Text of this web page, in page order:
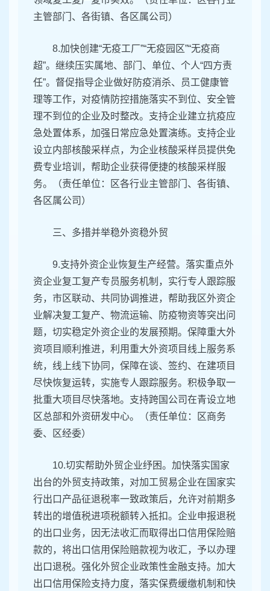
主管部门、各街镇、各区属公司）
8.加快创建“无疫工厂”“无疫园区”“无疫商
超”。继续压实属地、部门、单位、个人“四方责
任”。督促指导企业做好防疫消杀、员工健康管
理等工作，对疫情防控措施落实不到位、安全管
理不到位的企业及时整改。支持企业建立抗疫应
急处置体系，加强日常应急处置演练。支持企业
设立内部核酸采样点，为企业核酸采样员提供免
费专业培训，帮助企业获得便捷的核酸采样服
务。（责任单位：区各行业主管部门、各街镇、
各区属公司）
三、多措并举稳外资稳外贸
9.支持外资企业恢复生产经营。落实重点外
资企业复工复产专员服务机制，实行专人跟踪服
务，市区联动、共同协调推进，帮助我区外资企
业解决复工复产、物流运输、防疫物资等突出问
题，切实稳定外资企业的发展预期。保障重大外
资项目顺利推进，利用重大外资项目线上服务系
统，线上线下协同，保障在谈、签约、在建项目
尽快恢复运转，实施专人跟踪服务。积极争取一
批重大项目尽快落地。支持跨国公司在青设立地
区总部和外资研发中心。（责任单位：区商务
委、区经委）
10.切实帮助外贸企业纾困。加快落实国家
出台的外贸支持政策，对加工贸易企业在国家实
行出口产品征退税率一致政策后，允许对前期多
转出的增值税进项税额转入抵扣。企业申报退税
的出口业务，因无法收汇而取得出口信用保险赔
款的，将出口信用保险赔款视为收汇，予以办理
出口退税。强化外贸企业政策性金融支持。加大
出口信用保险支持力度，落实保费缓缴机制和快